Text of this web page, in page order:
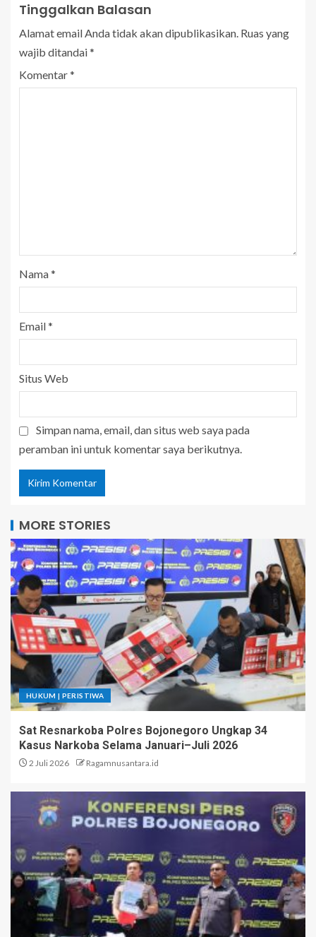
Tinggalkan Balasan
Alamat email Anda tidak akan dipublikasikan. Ruas yang
wajib ditandai*
Komentar*
Nama*
Email*
Situs Web
Simpan nama, email, dan situs web saya pada
peramban ini untuk komentar saya berikutnya.
MORE STORIES
HUKUM | PERISTIWA
Sat Resnarkoba Polres Bojonegoro Ungkap 34
Kasus Narkoba Selama Januari–Juli 2026
2 Juli 2026 Ragamnusantara.id